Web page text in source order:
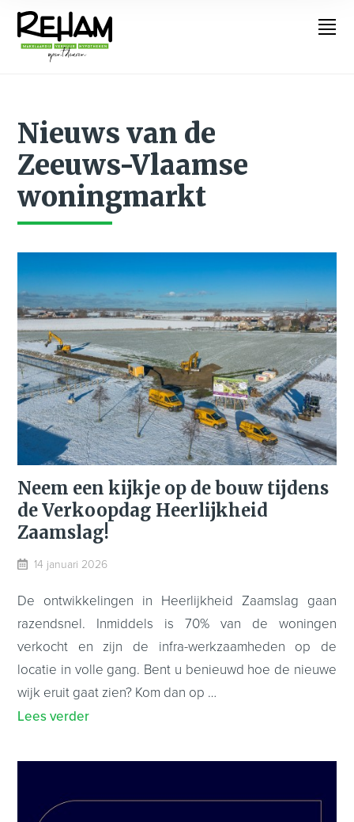
Nieuws van de
Zeeuws-Vlaamse
woningmarkt
Neem een kijkje op de bouw tijdens
de Verkoopdag Heerlijkheid
Zaamslag!
14 januari 2026
De ontwikkelingen in Heerlijkheid Zaamslag gaan
razendsnel. Inmiddels is 70% van de woningen
verkocht en zijn de infra-werkzaamheden op de
locatie in volle gang. Bent u benieuwd hoe de nieuwe
wijk eruit gaat zien? Kom dan op …
Lees verder